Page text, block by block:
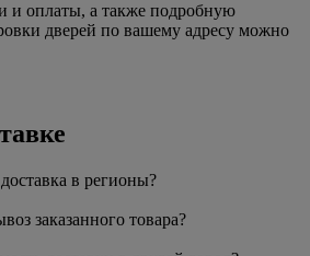
и оплаты, а также подробную
дверей по вашему адресу можно
в регионы?
заказанного товара?